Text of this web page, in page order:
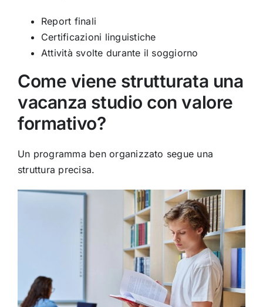
Report finali
Certificazioni linguistiche
Attività svolte durante il soggiorno
Come viene strutturata una
vacanza studio con valore
formativo?
Un programma ben organizzato segue una
struttura precisa.